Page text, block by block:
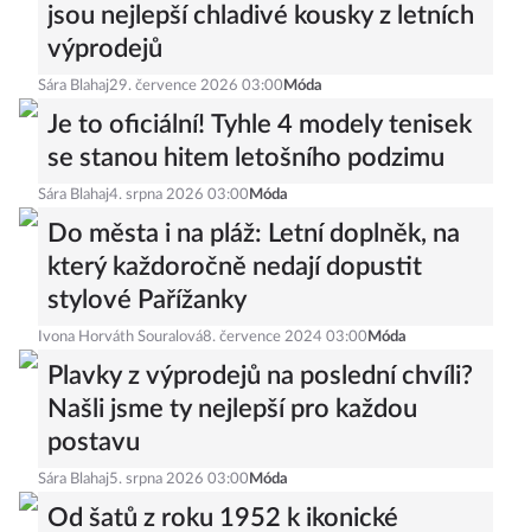
jsou nejlepší chladivé kousky z letních
výprodejů
Sára Blahaj29. července 2026 03:00 Móda
Je to oficiální! Tyhle 4 modely tenisek
se stanou hitem letošního podzimu
Sára Blahaj4. srpna 2026 03:00 Móda
Do města i na pláž: Letní doplněk, na
který každoročně nedají dopustit
stylové Pařížanky
Ivona Horváth Souralová8. července 2024 03:00 Móda
Plavky z výprodejů na poslední chvíli?
Našli jsme ty nejlepší pro každou
postavu
Sára Blahaj5. srpna 2026 03:00 Móda
Od šatů z roku 1952 k ikonické